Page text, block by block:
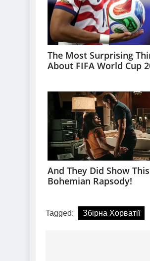
Tagged: Збірна Хорватії